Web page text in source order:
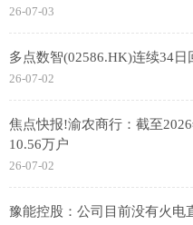
26-07-03
多点数智(02586.HK)连续34
26-07-02
焦点快报!渝农商行：截至
10.56万户
26-07-02
豫能控股：公司目前没有火电